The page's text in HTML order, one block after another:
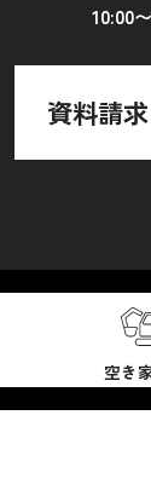
10:00
資料請
空き